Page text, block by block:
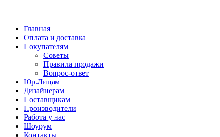
Главная
Оплата и доставка
Покупателям
Советы
Правила продажи
Вопрос-ответ
Юр.Лицам
Дизайнерам
Поставщикам
Производители
Работа у нас
Шоурум
Контакты